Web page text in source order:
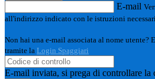
E-mail
all'indirizzo indicato con le istruzioni
Non hai una e-mail associata al nome utente?
tramite la Login Spaggiari
E-mail inviata, si prega di controllare la